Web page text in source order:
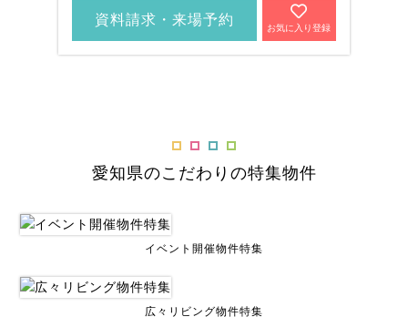
資料請求・来場予約
お気に入り登録
愛知県のこだわりの特集物件
イベント開催物件特集
広々リビング物件特集